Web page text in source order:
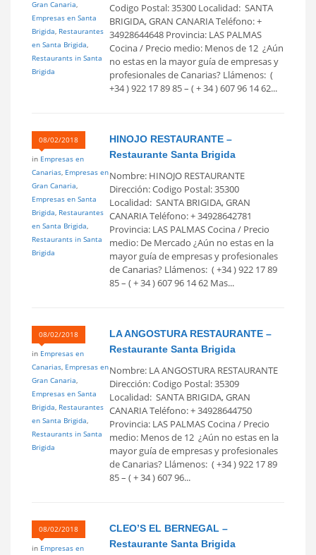
Gran Canaria,
Empresas en Santa
Brigida, Restaurantes
en Santa Brigida,
Restaurants in Santa
Brigida
Codigo Postal: 35300 Localidad: SANTA
BRIGIDA, GRAN CANARIA Teléfono: +
34928644648 Provincia: LAS PALMAS
Cocina / Precio medio: Menos de 12  ¿Aún
no estas en la mayor guía de empresas y
profesionales de Canarias? Llámenos: (
+34 ) 922 17 89 85 – ( + 34 ) 607 96 14 62...
08/02/2018
in Empresas en
Canarias, Empresas en
Gran Canaria,
Empresas en Santa
Brigida, Restaurantes
en Santa Brigida,
Restaurants in Santa
Brigida
HINOJO RESTAURANTE –
Restaurante Santa Brigida
Nombre: HINOJO RESTAURANTE
Dirección: Codigo Postal: 35300
Localidad: SANTA BRIGIDA, GRAN
CANARIA Teléfono: + 34928642781
Provincia: LAS PALMAS Cocina / Precio
medio: De Mercado ¿Aún no estas en la
mayor guía de empresas y profesionales
de Canarias? Llámenos: ( +34 ) 922 17 89
85 – ( + 34 ) 607 96 14 62 Mas...
08/02/2018
in Empresas en
Canarias, Empresas en
Gran Canaria,
Empresas en Santa
Brigida, Restaurantes
en Santa Brigida,
Restaurants in Santa
Brigida
LA ANGOSTURA RESTAURANTE –
Restaurante Santa Brigida
Nombre: LA ANGOSTURA RESTAURANTE
Dirección: Codigo Postal: 35309
Localidad: SANTA BRIGIDA, GRAN
CANARIA Teléfono: + 34928644750
Provincia: LAS PALMAS Cocina / Precio
medio: Menos de 12  ¿Aún no estas en la
mayor guía de empresas y profesionales
de Canarias? Llámenos: ( +34 ) 922 17 89
85 – ( + 34 ) 607 96...
08/02/2018
in Empresas en
CLEO’S EL BERNEGAL –
Restaurante Santa Brigida